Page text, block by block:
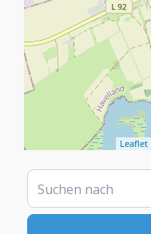
Leaflet
Suchen nach